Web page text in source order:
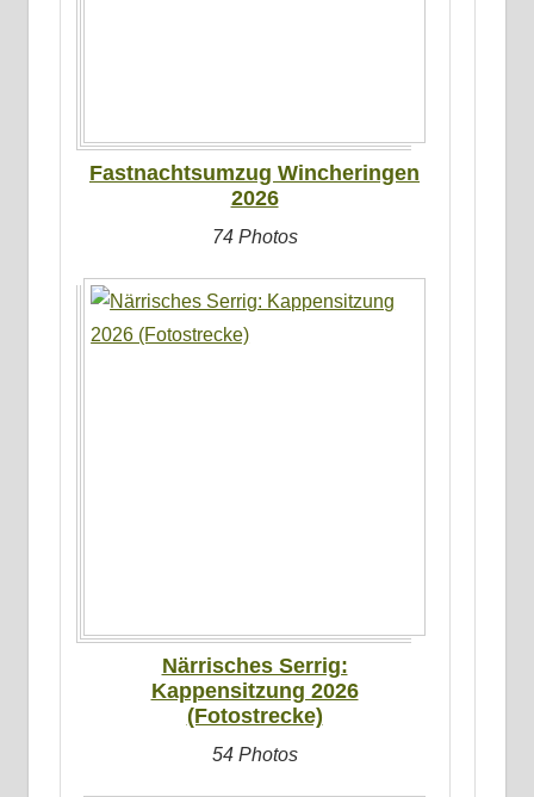
Fastnachtsumzug Wincheringen
2026
74 Photos
Närrisches Serrig:
Kappensitzung 2026
(Fotostrecke)
54 Photos